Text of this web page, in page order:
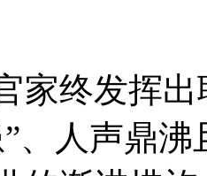
家终发挥
、人声鼎